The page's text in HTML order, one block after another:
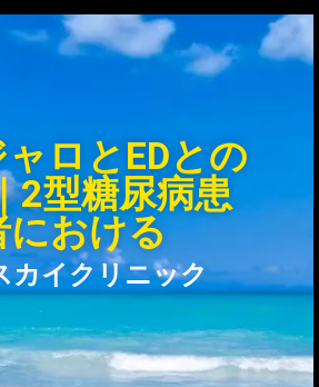
ロとEDとの
2型糖尿病患
における
カイクリニック